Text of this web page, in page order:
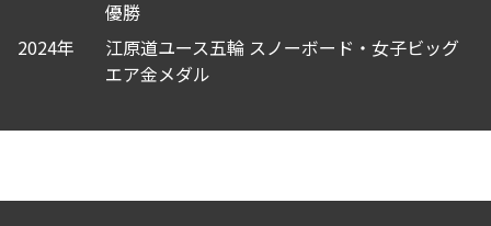
優勝
2024年
江原道ユース五輪 スノーボード・女子ビッグ
エア金メダル